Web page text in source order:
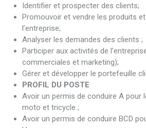
Identifier et prospecter des clients;
Promouvoir et vendre les produits
l’entreprise;
Analyser les demandes des clients ;
Participer aux activités de
commerciales et marketing);
Gérer et développer le portefeuille
PROFIL DU POSTE
Avoir un permis de conduire A pour
moto et tricycle ;
Avoir un permis de conduire BCD